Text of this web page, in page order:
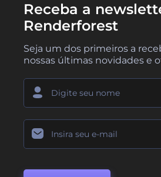
Receba a
Renderforest
Seja um dos primeiros a
nossas últimas novidades e